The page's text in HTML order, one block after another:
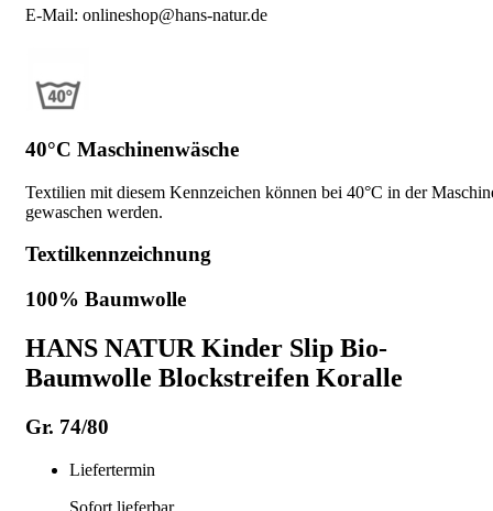
E-Mail: onlineshop@hans-natur.de
40°C Maschinenwäsche
Textilien mit diesem Kennzeichen können bei 40°C in der
gewaschen werden.
Textilkennzeichnung
100% Baumwolle
HANS NATUR Kinder Slip Bio-
Baumwolle Blockstreifen Koralle
Gr. 74/80
Liefertermin
Sofort lieferbar